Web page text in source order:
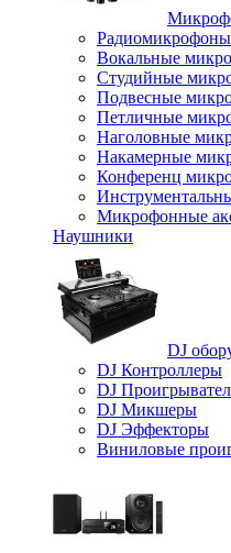
Радиомикрофоны
Вокальные
Студийные
Подвесные
Петличные
Наголовные
Накамерные
Конференц
Микрофонные
Наушники
DJ
DJ Контроллеры
DJ
DJ Микшеры
DJ Эффекторы
Виниловые